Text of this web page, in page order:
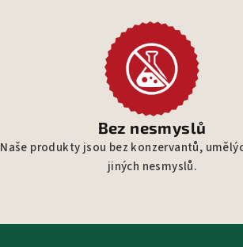
Bez nesmyslů
Naše produkty jsou bez konzervantů,
jiných nesmyslů.